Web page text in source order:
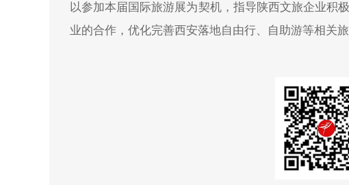
以参加本届国际旅游展为契机，指导陕西文旅企业积
业的合作，优化完善西安落地自由行、自助游等相关